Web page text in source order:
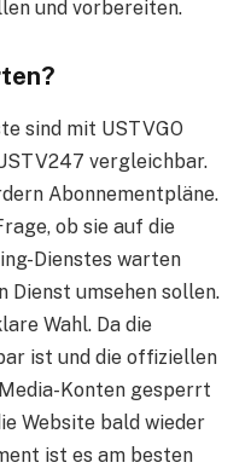
und vorbereiten.
sind mit USTVGO
vergleichbar.
Abonnementpläne.
ob sie auf die
Dienstes warten
Dienst umsehen sollen.
Wahl. Da die
ist und die offiziellen
Konten gesperrt
Website bald wieder
ist es am besten